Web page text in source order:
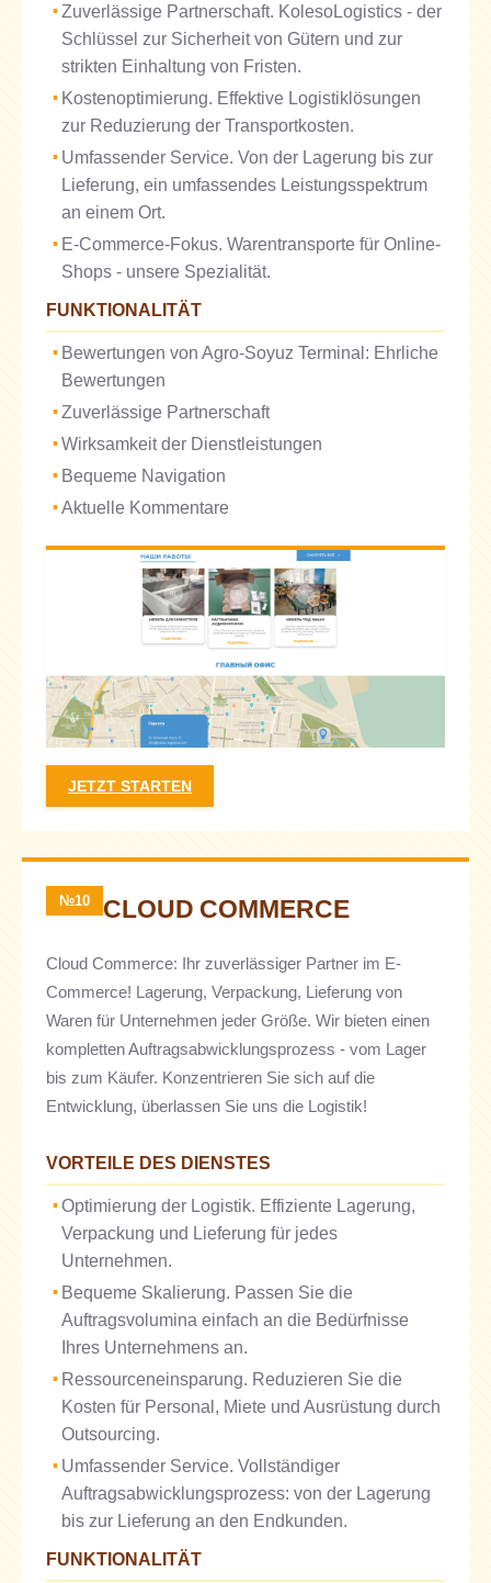
Zuverlässige Partnerschaft. KolesoLogistics - der
Schlüssel zur Sicherheit von Gütern und zur
strikten Einhaltung von Fristen.
Kostenoptimierung. Effektive Logistiklösungen
zur Reduzierung der Transportkosten.
Umfassender Service. Von der Lagerung bis zur
Lieferung, ein umfassendes Leistungsspektrum
an einem Ort.
E-Commerce-Fokus. Warentransporte für Online-
Shops - unsere Spezialität.
FUNKTIONALITÄT
Bewertungen von Agro-Soyuz Terminal: Ehrliche
Bewertungen
Zuverlässige Partnerschaft
Wirksamkeit der Dienstleistungen
Bequeme Navigation
Aktuelle Kommentare
JETZT STARTEN
№10 CLOUD COMMERCE
Cloud Commerce: Ihr zuverlässiger Partner im E-
Commerce! Lagerung, Verpackung, Lieferung von
Waren für Unternehmen jeder Größe. Wir bieten einen
kompletten Auftragsabwicklungsprozess - vom Lager
bis zum Käufer. Konzentrieren Sie sich auf die
Entwicklung, überlassen Sie uns die Logistik!
VORTEILE DES DIENSTES
Optimierung der Logistik. Effiziente Lagerung,
Verpackung und Lieferung für jedes
Unternehmen.
Bequeme Skalierung. Passen Sie die
Auftragsvolumina einfach an die Bedürfnisse
Ihres Unternehmens an.
Ressourceneinsparung. Reduzieren Sie die
Kosten für Personal, Miete und Ausrüstung durch
Outsourcing.
Umfassender Service. Vollständiger
Auftragsabwicklungsprozess: von der Lagerung
bis zur Lieferung an den Endkunden.
FUNKTIONALITÄT